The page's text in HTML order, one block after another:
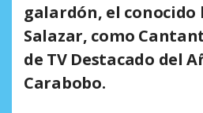
galardón, el conocido
Salazar, como
de TV Destacado del
Carabobo.